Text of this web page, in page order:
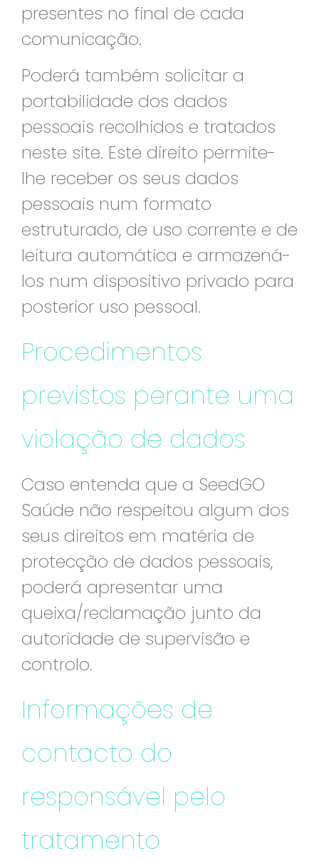
presentes no final de cada
comunicação.
Poderá também solicitar a
portabilidade dos dados
pessoais recolhidos e tratados
neste site. Este direito permite-
lhe receber os seus dados
pessoais num formato
estruturado, de uso corrente e de
leitura automática e armazená-
los num dispositivo privado para
posterior uso pessoal.
Procedimentos
previstos perante uma
violação de dados
Caso entenda que a SeedGO
Saúde não respeitou algum dos
seus direitos em matéria de
protecção de dados pessoais,
poderá apresentar uma
queixa/reclamação junto da
autoridade de supervisão e
controlo.
Informações de
contacto do
responsável pelo
tratamento